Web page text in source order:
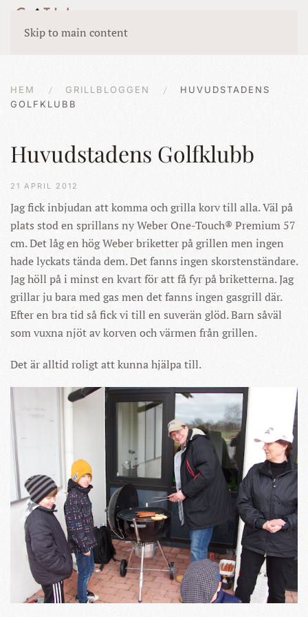
Skip to main content
HEM GRILLBLOGGEN
HUVUDSTADENS
GOLFKLUBB
Huvudstadens Golfklubb
21 APRIL 2012
Jag fick inbjudan att komma och grilla korv till alla. Väl på
plats stod en sprillans ny Weber One-Touch® Premium 57
cm. Det låg en hög Weber briketter på grillen men ingen
hade lyckats tända dem. Det fanns ingen skorstenständare.
Jag höll på i minst en kvart för att få fyr på briketterna. Jag
grillar ju bara med gas men det fanns ingen gasgrill där.
Efter en bra tid så fick vi till en suverän glöd. Barn såväl
som vuxna njöt av korven och värmen från grillen.
Det är alltid roligt att kunna hjälpa till.